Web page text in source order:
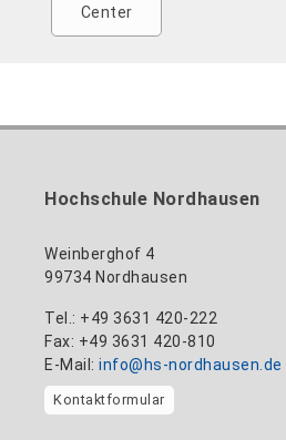
Center
Hochschule Nordhausen
Weinberghof 4
99734 Nordhausen
Tel.: +49 3631 420-222
Fax: +49 3631 420-810
E-Mail: info@hs-nordhausen.de
Kontaktformular